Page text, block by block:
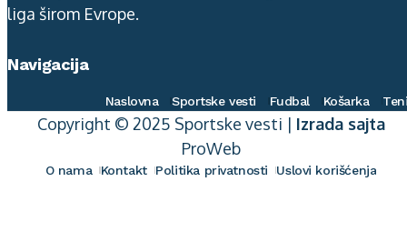
liga širom Evrope.
Navigacija
Naslovna Sportske vesti Fudbal Košarka
Copyright © 2025 Sportske vesti | Izrada sajta
ProWeb
O nama Kontakt Politika privatnosti Uslovi korišćenja